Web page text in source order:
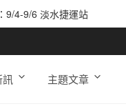
9/4-9/6 淡水捷運站
主題文章